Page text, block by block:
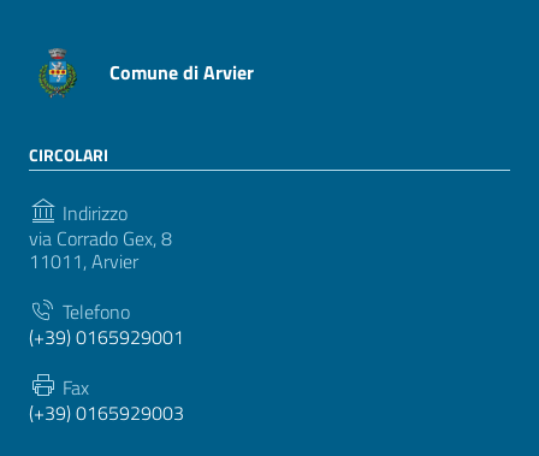
Comune di Arvier
CIRCOLARI
Indirizzo
via Corrado Gex, 8
11011, Arvier
Telefono
(+39) 0165929001
Fax
(+39) 0165929003